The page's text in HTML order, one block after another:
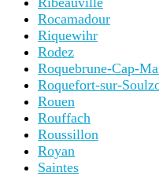
Rocamadour
Riquewihr
Rodez
Roquebrune-Cap-
Roquefort-sur-
Rouen
Rouffach
Roussillon
Royan
Saintes